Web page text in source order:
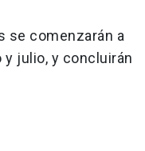
se comenzarán a
julio, y concluirán